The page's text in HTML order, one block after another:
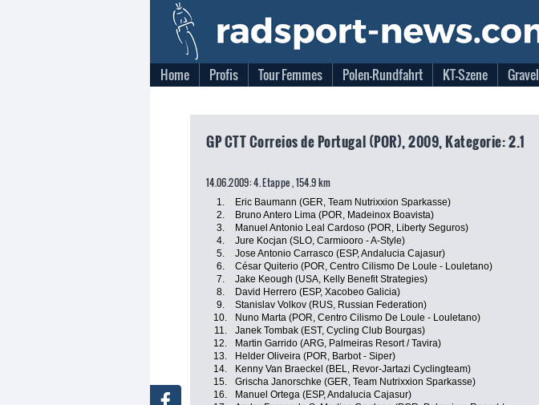
Home Profis Tour Femmes Polen-Rundfahrt KT-Szene Gravel
GP CTT Correios de Portugal (POR), 2009, Kategorie: 2.1
14.06.2009: 4. Etappe , 154.9 km
1. Eric Baumann (GER, Team Nutrixxion Sparkasse)
2.
Bruno Antero Lima (POR, Madeinox Boavista)
3.
Manuel Antonio Leal Cardoso (POR, Liberty Seguros)
4.
Jure Kocjan (SLO, Carmiooro - A-Style)
5.
Jose Antonio Carrasco (ESP, Andalucia Cajasur)
6.
César Quiterio (POR, Centro Cilismo De Loule - Louletano)
7.
Jake Keough (USA, Kelly Benefit Strategies)
8.
David Herrero (ESP, Xacobeo Galicia)
9.
Stanislav Volkov (RUS, Russian Federation)
10.
Nuno Marta (POR, Centro Cilismo De Loule - Louletano)
11.
Janek Tombak (EST, Cycling Club Bourgas)
12.
Martin Garrido (ARG, Palmeiras Resort / Tavira)
13.
Helder Oliveira (POR, Barbot - Siper)
14.
Kenny Van Braeckel (BEL, Revor-Jartazi Cyclingteam)
15.
Grischa Janorschke (GER, Team Nutrixxion Sparkasse)
16.
Manuel Ortega (ESP, Andalucia Cajasur)
Facebook